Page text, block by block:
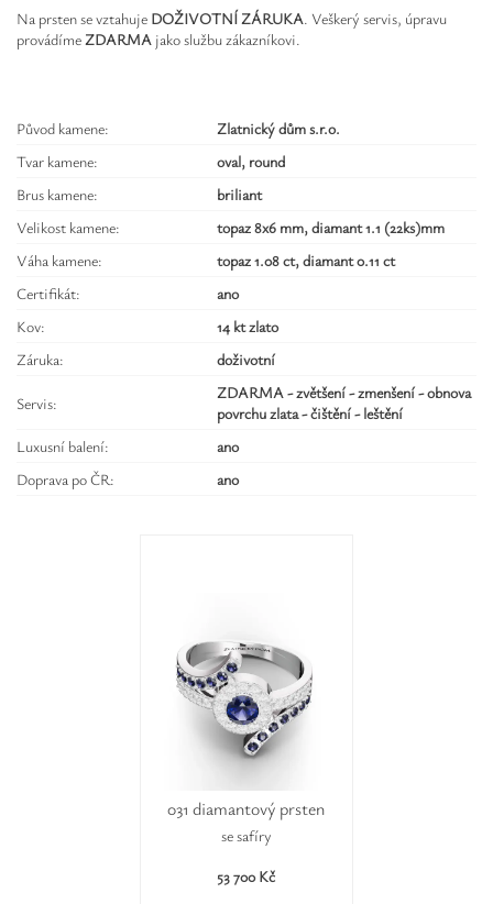
Na prsten se vztahuje DOŽIVOTNÍ ZÁRUKA. Veškerý servis, úpravu
provádímeZDARMA jako službu zákazníkovi.
Původ kamene:
Zlatnický dům s.r.o.
Tvar kamene:
oval, round
Brus kamene:
briliant
Velikost kamene:
topaz 8x6 mm, diamant 1.1 (22ks)mm
Váha kamene:
topaz 1.08 ct, diamant 0.11 ct
Certifikát:
ano
Kov:
14 kt zlato
Záruka:
doživotní
Servis:
ZDARMA - zvětšení - zmenšení - obnova
povrchu zlata - čištění - leštění
Luxusní balení:
ano
Doprava po ČR:
ano
031 diamantový prsten
se safíry
53 700 Kč